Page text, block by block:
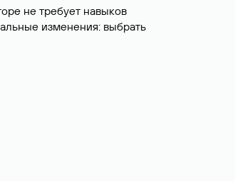
не требует навыков
изменения: выбрать